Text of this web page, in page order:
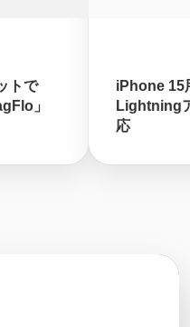
トで
」
iPhone 15
Lightning
応